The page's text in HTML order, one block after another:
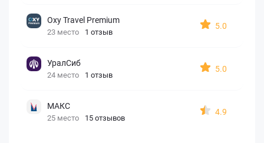
Oxy Travel Premium
23 место 1 отзыв
5.0
УралСиб
24 место 1 отзыв
5.0
МАКС
25 место 15 отзывов
4.9